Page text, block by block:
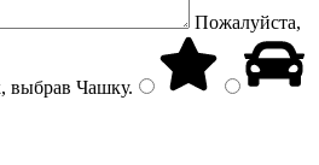
Пожалуйста,
выбрав Чашку.